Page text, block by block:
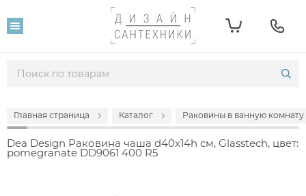
Главная страница Каталог Раковины в ванную комнату
Dea Design Раковина чаша d40x14h см, Glasstech, цвет:
pomegranate DD9061 400 R5